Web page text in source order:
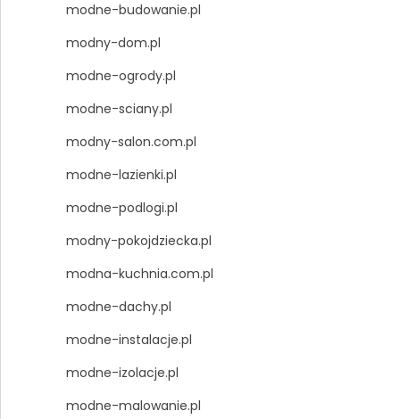
modne-budowanie.pl
modny-dom.pl
modne-ogrody.pl
modne-sciany.pl
modny-salon.com.pl
modne-lazienki.pl
modne-podlogi.pl
modny-pokojdziecka.pl
modna-kuchnia.com.pl
modne-dachy.pl
modne-instalacje.pl
modne-izolacje.pl
modne-malowanie.pl